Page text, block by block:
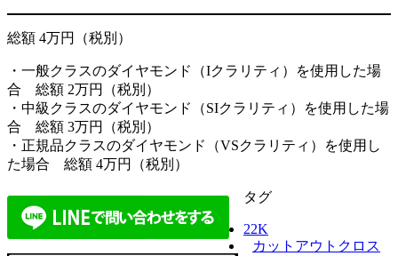
総額 4万円（税別）
・一般クラスのダイヤモンド（Iクラリティ）を使用した場
合 総額 2万円（税別）
・中級クラスのダイヤモンド（SIクラリティ）を使用した場
合 総額 3万円（税別）
・正規品クラスのダイヤモンド（VSクラリティ）を使用し
た場合 総額 4万円（税別）
タグ
22K
カットアウトクロス